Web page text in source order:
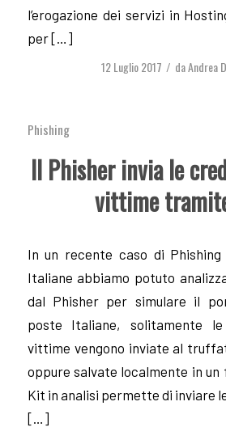
l’erogazione dei servizi in
per […]
12 Luglio 2017 / daAndrea
Phishing
Il Phisher invia le
vittime
In un recente caso di
Italiane abbiamo potuto
dal Phisher per simulare il
poste Italiane, solitamente
vittime vengono inviate al
oppure salvate localmente in un
Kit in analisi permette di inviare
[…]